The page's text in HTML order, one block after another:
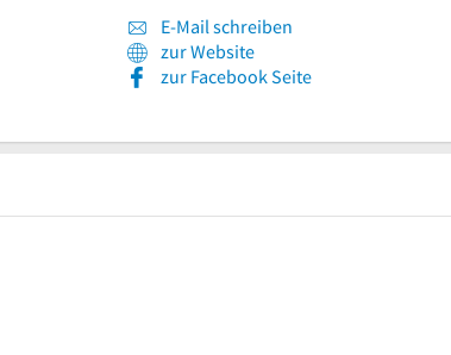
E-Mail schreiben
zur Website
zur Facebook Seite